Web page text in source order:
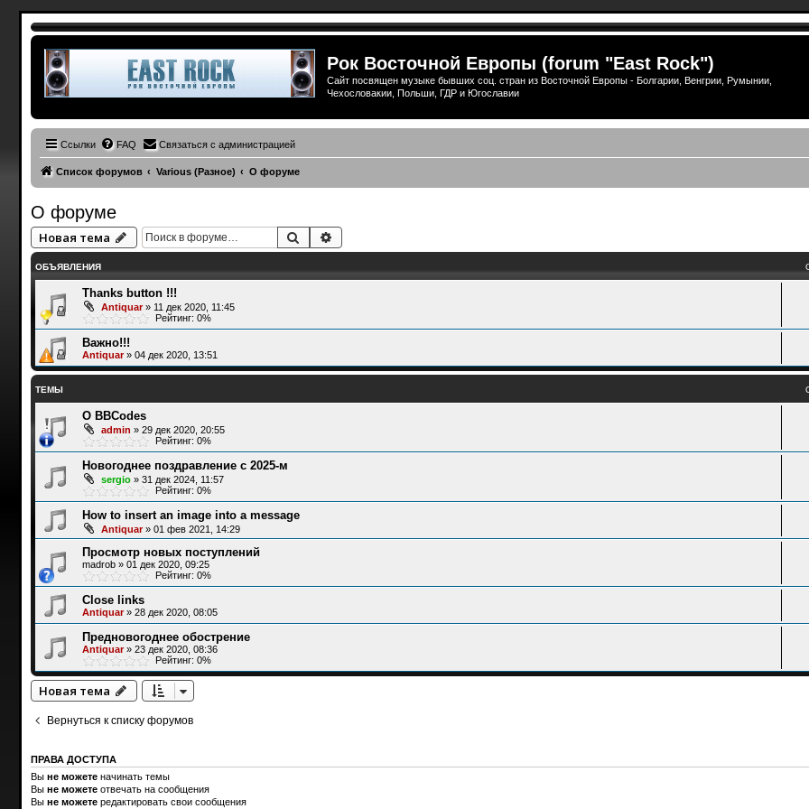
Рок Восточной Европы (forum "East Rock")
Сайт посвящен музыке бывших соц. стран из Восточной Европы - Болгарии, Венгрии, Румынии,
Чехословакии, Польши, ГДР и Югославии
Ссылки FAQ Связаться с администрацией
Список форумов Various (Разное) О форуме
О форуме
Новая тема Поиск
ОБЪЯВЛЕНИЯ
Thanks button !!!
Antiquar» 11 дек 2020, 11:45
Рейтинг: 0%
Важно!!!
Antiquar» 04 дек 2020, 13:51
ТЕМЫ
О BBCodes
admin » 29 дек 2020, 20:55
Рейтинг: 0%
Новогоднее поздравление с 2025-м
sergio» 31 дек 2024, 11:57
Рейтинг: 0%
How to insert an image into a message
Antiquar» 01 фев 2021, 14:29
Просмотр новых поступлений
madrob» 01 дек 2020, 09:25
Рейтинг: 0%
Close links
Antiquar» 28 дек 2020, 08:05
Предновогоднее обострение
Antiquar» 23 дек 2020, 08:36
Рейтинг: 0%
Новая тема
Вернуться к списку форумов
ПРАВА ДОСТУПА
Вы не можетеначинать темы
Вы не можетеотвечать на сообщения
Вы не можетередактировать свои сообщения